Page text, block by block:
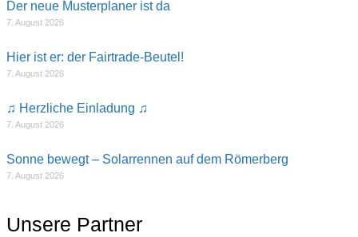
Der neue Musterplaner ist da
7. August 2026
Hier ist er: der Fairtrade-Beutel!
7. August 2026
♫ Herzliche Einladung ♫
7. August 2026
Sonne bewegt – Solarrennen auf dem Römerberg
7. August 2026
Unsere Partner